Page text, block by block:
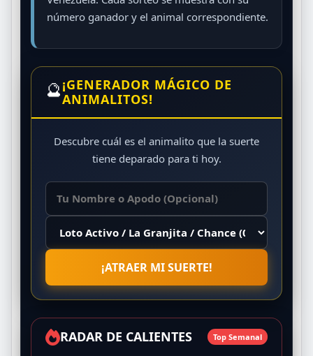
número ganador y el animal correspondiente.
🔮¡GENERADOR MÁGICO DE
ANIMALITOS!
Descubre cuál es el animalito que la suerte
tiene deparado para ti hoy.
¡ATRAER MI SUERTE!
RADAR DE CALIENTES Top Semanal